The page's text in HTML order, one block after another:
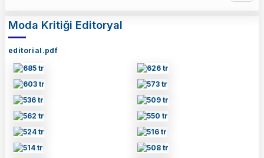
Moda Kritiği Editoryal
editorial.pdf